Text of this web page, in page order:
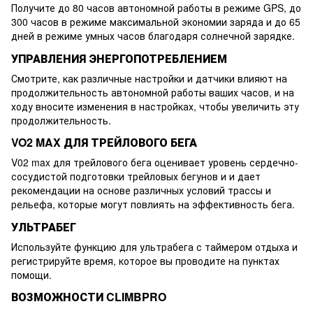
Получите до 80 часов автономной работы в режиме GPS, до
300 часов в режиме максимальной экономии заряда и до 65
дней в режиме умных часов благодаря солнечной зарядке.
УПРАВЛЕНИЯ ЭНЕРГОПОТРЕБЛЕНИЕМ
Смотрите, как различные настройки и датчики влияют на
продолжительность автономной работы ваших часов, и на
ходу вносите изменения в настройках, чтобы увеличить эту
продолжительность.
VO2 MAX ДЛЯ ТРЕЙЛОВОГО БЕГА
V02 max для трейлового бега оценивает уровень сердечно-
сосудистой подготовки трейловых бегунов и и дает
рекомендации на основе различных условий трассы и
рельефа, которые могут повлиять на эффективность бега.
УЛЬТРАБЕГ
Используйте функцию для ультрабега с таймером отдыха и
регистрируйте время, которое вы проводите на пунктах
помощи.
ВОЗМОЖНОСТИ CLIMBPRO